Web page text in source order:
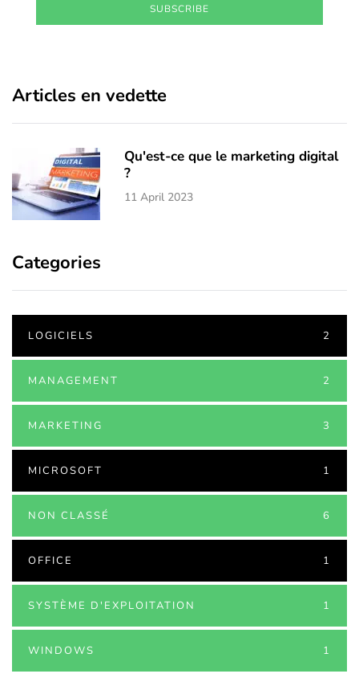
SUBSCRIBE
Articles en vedette
Qu'est-ce que le marketing digital
?
11 April 2023
Categories
LOGICIELS 2
MANAGEMENT 2
MARKETING 3
MICROSOFT 1
NON CLASSÉ 6
OFFICE 1
SYSTÈME D'EXPLOITATION 1
WINDOWS 1